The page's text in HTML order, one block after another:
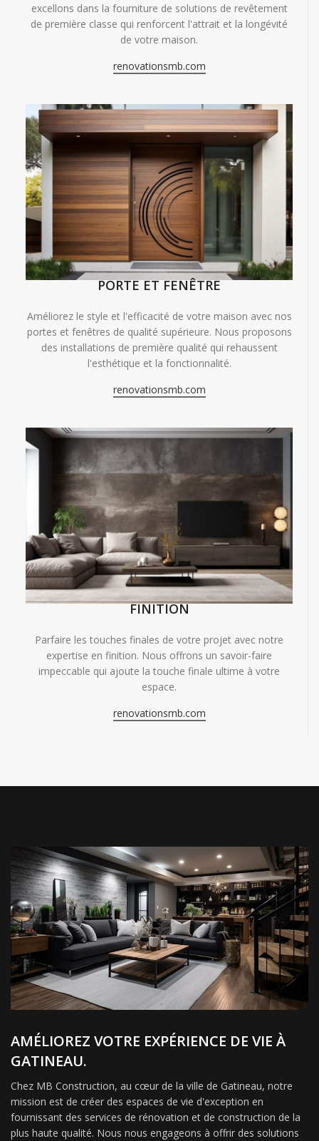
excellons dans la fourniture de solutions de revêtement
de première classe qui renforcent l'attrait et la longévité
de votre maison.
renovationsmb.com
PORTE ET FENÊTRE
Améliorez le style et l'efficacité de votre maison avec nos
portes et fenêtres de qualité supérieure. Nous proposons
des installations de première qualité qui rehaussent
l'esthétique et la fonctionnalité.
renovationsmb.com
FINITION
Parfaire les touches finales de votre projet avec notre
expertise en finition. Nous offrons un savoir-faire
impeccable qui ajoute la touche finale ultime à votre
espace.
renovationsmb.com
AMÉLIOREZ VOTRE EXPÉRIENCE DE VIE À
GATINEAU.
Chez MB Construction, au cœur de la ville de Gatineau, notre
mission est de créer des espaces de vie d'exception en
fournissant des services de rénovation et de construction de la
plus haute qualité. Nous nous engageons à offrir des solutions